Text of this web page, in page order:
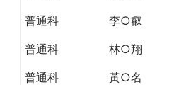
普通科
李○叡
普通科
林○翔
普通科
黃○名